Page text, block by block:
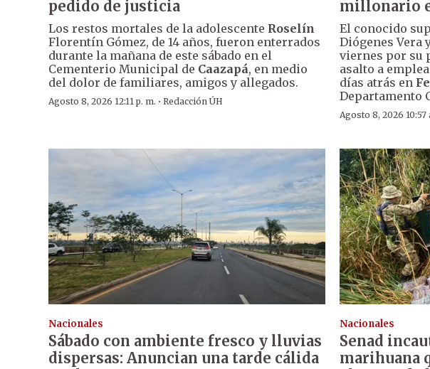
pedido de justicia
Los restos mortales de la adolescente Roselín
Florentín Gómez, de 14 años, fueron enterrados
durante la mañana de este sábado en el
Cementerio Municipal de Caazapá, en medio
del dolor de familiares, amigos y allegados.
Agosto 8, 2026 12:11 p. m. · Redacción ÚH
millonario
El conocido
Diógenes Vera
viernes por su
asalto a
días atrás en
Departamento
Agosto 8, 2026 10:57
Nacionales
Sábado con ambiente fresco y lluvias
dispersas: Anuncian una tarde cálida
Nacionales
Senad
marihuana